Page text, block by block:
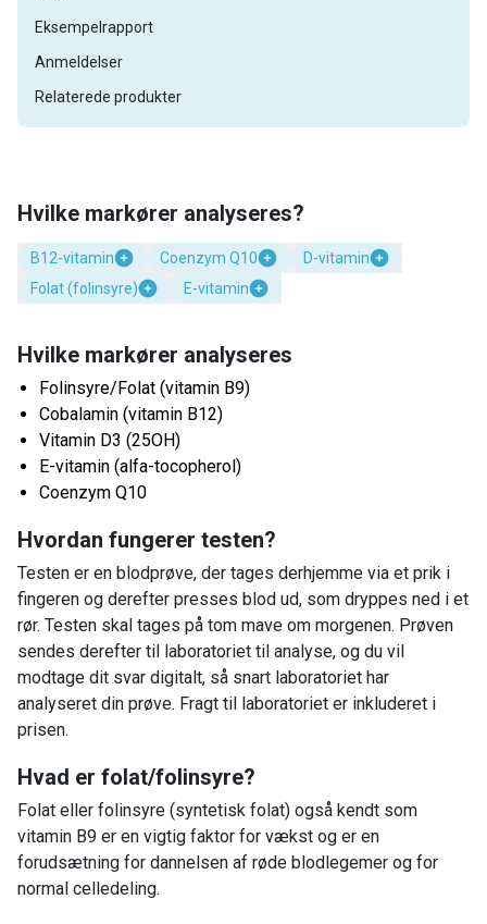
Hvilke markører analyseres?
B12-vitamin Coenzym Q10
D-vitamin
Folat (folinsyre)
E-vitamin
Hvilke markører analyseres
Folinsyre/Folat (vitamin B9)
Cobalamin (vitamin B12)
Vitamin D3 (25OH)
E-vitamin (alfa-tocopherol)
Coenzym Q10
Hvordan fungerer testen?
Testen er en blodprøve, der tages derhjemme via et prik i
fingeren og derefter presses blod ud, som dryppes ned i et
rør. Testen skal tages på tom mave om morgenen. Prøven
sendes derefter til laboratoriet til analyse, og du vil
modtage dit svar digitalt, så snart laboratoriet har
analyseret din prøve. Fragt til laboratoriet er inkluderet i
prisen.
Hvad er folat/folinsyre?
Folat eller folinsyre (syntetisk folat) også kendt som
vitamin B9 er en vigtig faktor for vækst og er en
forudsætning for dannelsen af ​​røde blodlegemer og for
normal celledeling.
Eksempelrapport
Anmeldelser
Relaterede produkter